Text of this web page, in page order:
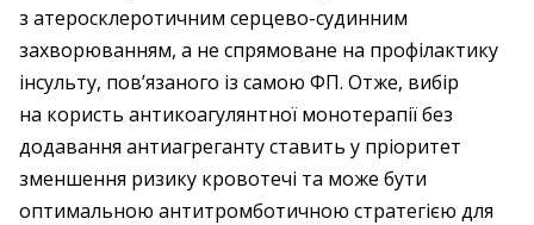
з атеросклеротичним серцево-судинним
захворюванням, а не спрямоване на профілактику
інсульту, пов’язаного із самою ФП. Отже, вибір
на користь антикоагулянтної монотерапії без
додавання антиагреганту ставить у пріоритет
зменшення ризику кровотечі та може бути
оптимальною антитромботичною стратегією для